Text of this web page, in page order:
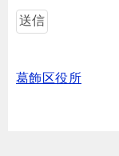
葛飾区役所